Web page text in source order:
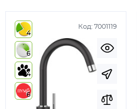
Код: 7001119
4
6
4
6